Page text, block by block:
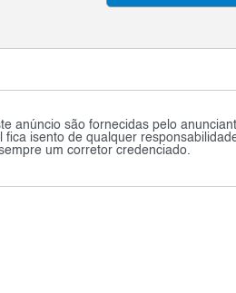
anúncio são fornecidas pelo
fica isento de qualquer
um corretor credenciado.